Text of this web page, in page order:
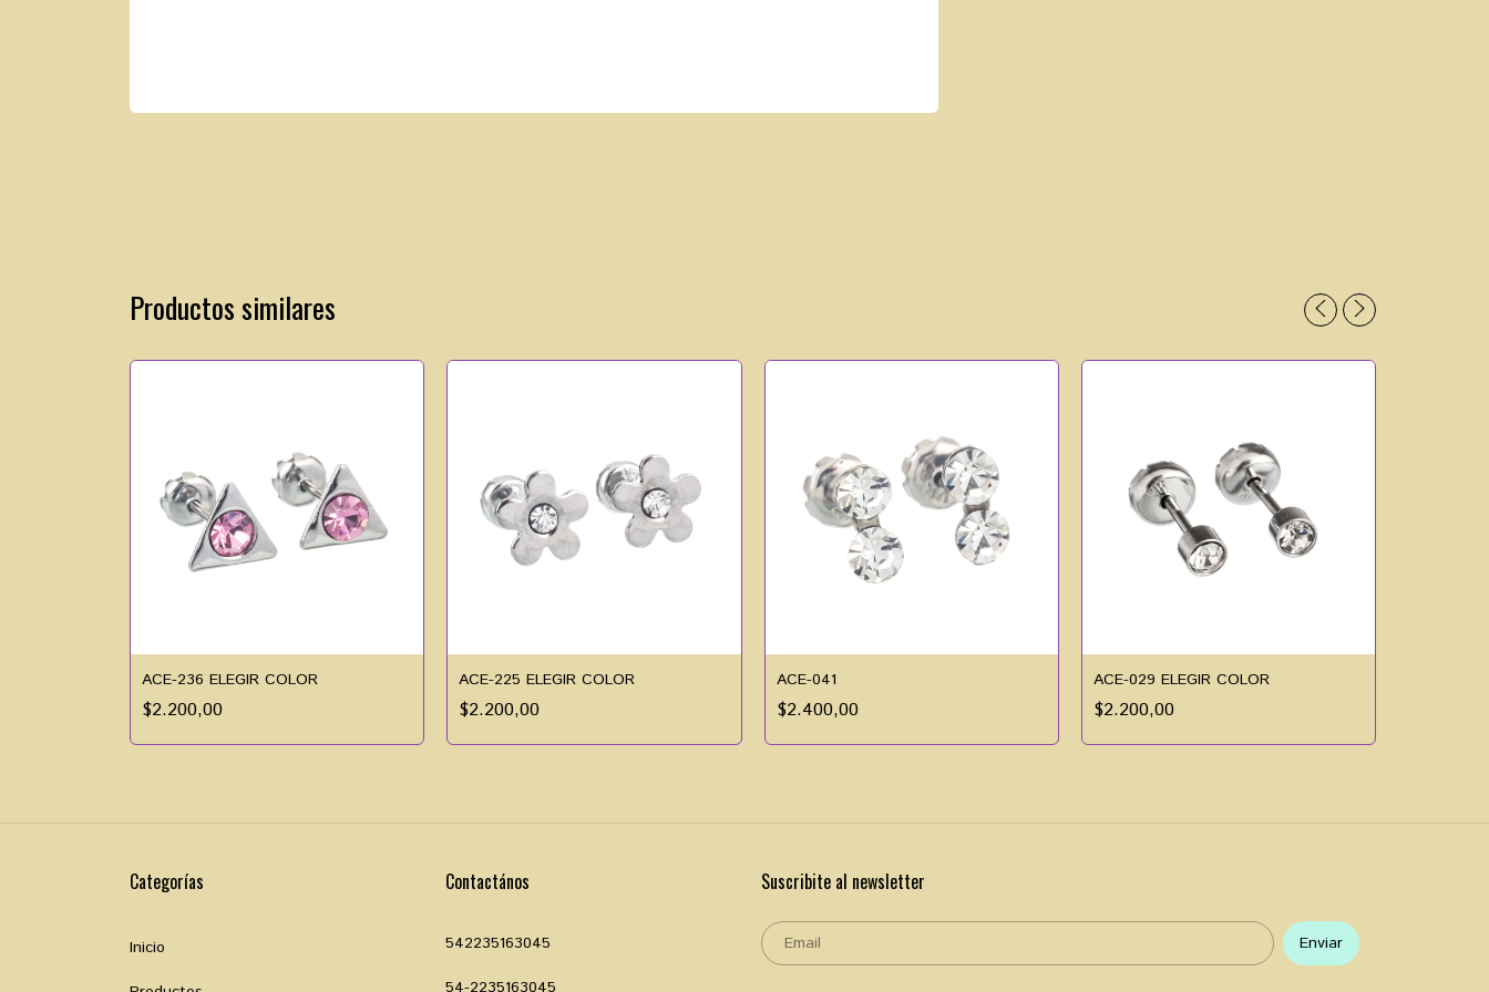
Productos similares
ACE-236 ELEGIR COLOR
$2.200,00
ACE-225 ELEGIR COLOR
$2.200,00
ACE-041
$2.400,00
ACE-029 ELEGIR COLOR
$2.200,00
Categorías
Inicio
Contactános
542235163045
54-2235163045
Suscribite al newsletter